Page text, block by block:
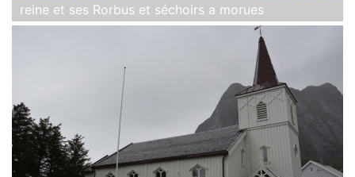
reine et ses Rorbus et séchoirs a morues